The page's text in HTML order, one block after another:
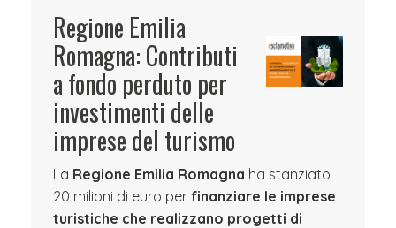
Regione Emilia
Romagna: Contributi
a fondo perduto per
investimenti delle
imprese del turismo
La Regione Emilia Romagna ha stanziato
20 milioni di euro per finanziare le imprese
turistiche che realizzano progetti di